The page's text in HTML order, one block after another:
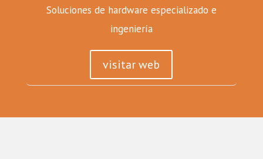
Soluciones de hardware especializado e
ingeniería
visitar web